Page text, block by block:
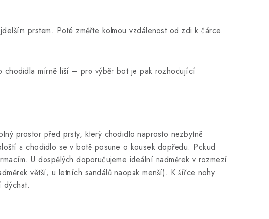
prstem. Poté změřte kolmou vzdálenost od zdi k čárce.
chodidla mírně liší – pro výběr bot je pak rozhodující
prostor před prsty, který chodidlo naprosto nezbytně
a chodidlo se v botě posune o kousek dopředu. Pokud
U dospělých doporučujeme ideální nadměrek v rozmezí
větší, u letních sandálů naopak menší). K šířce nohy
dýchat.